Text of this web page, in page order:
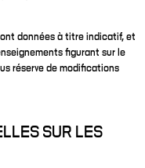
données à titre indicatif, et
figurant sur le
réserve de modifications
SUR LES